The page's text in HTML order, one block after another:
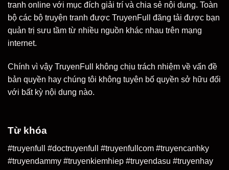
tranh online với mục đích giải trí và chia sẻ nội dung. Toàn
bộ các bộ truyện tranh được TruyenFull đăng tải được bạn
quản trị sưu tầm từ nhiều nguồn khác nhau trên mạng
internet.
Chính vì vậy TruyenFull không chịu trách nhiệm về vấn đề
bản quyền hay chúng tôi không tuyên bố quyền sở hữu đối
với bất kỳ nội dung nào.
Từ khóa
#truyenfull #doctruyenfull #truyenfullcom #truyencanhky
#truyendammy #truyenkiemhiep #truyendasu #truyenhay